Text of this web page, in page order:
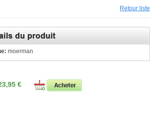
Retour liste
moerman
€